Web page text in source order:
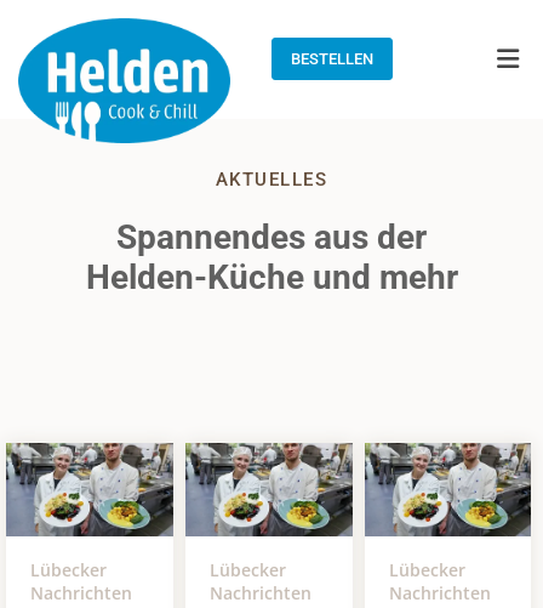
BESTELLEN
AKTUELLES
Spannendes aus der
Helden-Küche und mehr
Lübecker
Nachrichten
Lübecker
Nachrichten
Lübecker
Nachrichten